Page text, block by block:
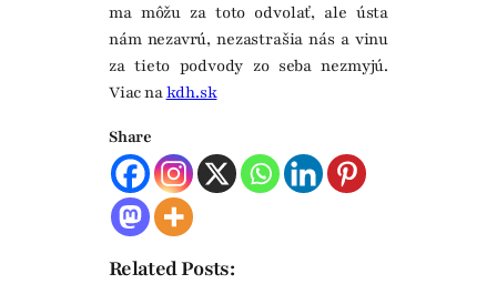
ma môžu za toto odvolať, ale ústa
nám nezavrú, nezastrašia nás a vinu
za tieto podvody zo seba nezmyjú.
Viac nakdh.sk
Share
Related Posts: